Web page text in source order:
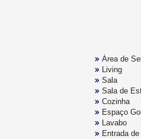
Área de
Living
Sala
Sala de
Cozinha
Espaço
Lavabo
Entrada